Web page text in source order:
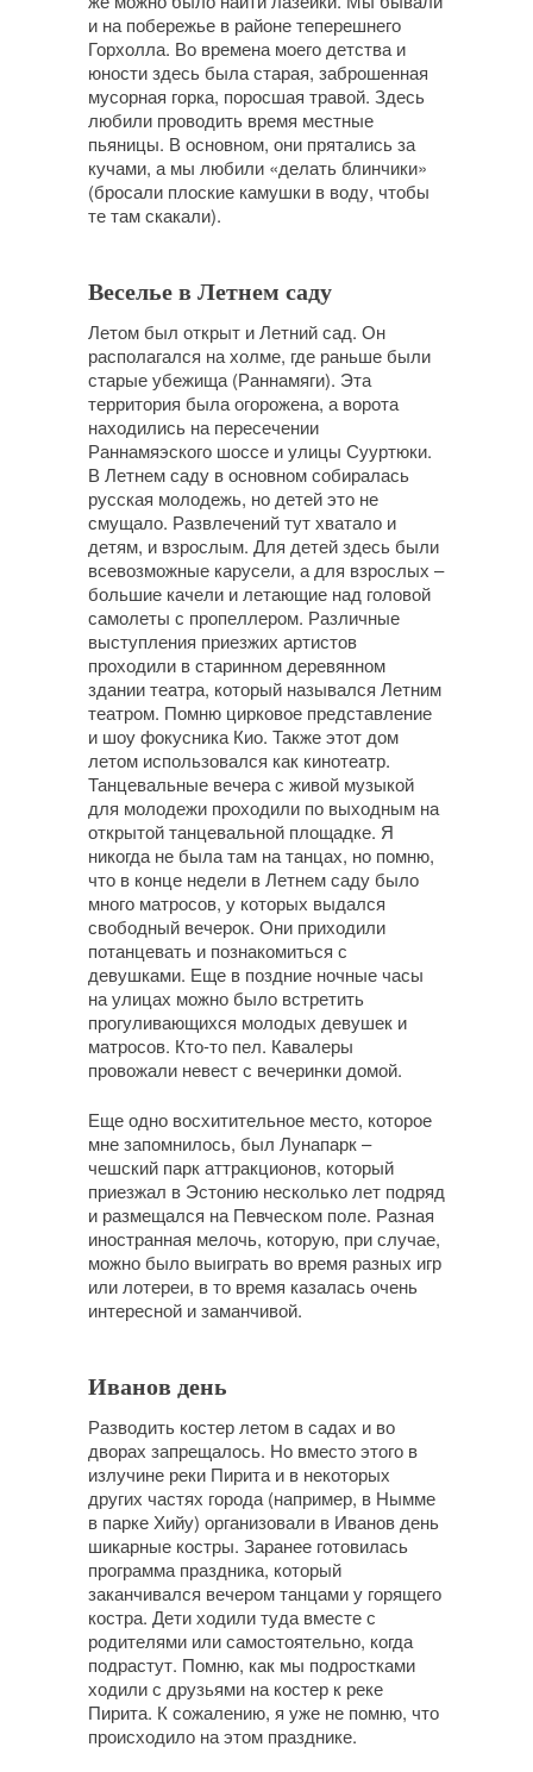
и на побережье в районе теперешнего
Горхолла. Во времена моего детства и
юности здесь была старая, заброшенная
мусорная горка, поросшая травой. Здесь
любили проводить время местные
пьяницы. В основном, они прятались за
кучами, а мы любили «делать блинчики»
(бросали плоские камушки в воду, чтобы
те там скакали).
Веселье в Летнем саду
Летом был открыт и Летний сад. Он
располагался на холме, где раньше были
старые убежища (Раннамяги). Эта
территория была огорожена, а ворота
находились на пересечении
Раннамяэского шоссе и улицы Сууртюки.
В Летнем саду в основном собиралась
русская молодежь, но детей это не
смущало. Развлечений тут хватало и
детям, и взрослым. Для детей здесь были
всевозможные карусели, а для взрослых –
большие качели и летающие над головой
самолеты с пропеллером. Различные
выступления приезжих артистов
проходили в старинном деревянном
здании театра, который назывался Летним
театром. Помню цирковое представление
и шоу фокусника Кио. Также этот дом
летом использовался как кинотеатр.
Танцевальные вечера с живой музыкой
для молодежи проходили по выходным на
открытой танцевальной площадке. Я
никогда не была там на танцах, но помню,
что в конце недели в Летнем саду было
много матросов, у которых выдался
свободный вечерок. Они приходили
потанцевать и познакомиться с
девушками. Еще в поздние ночные часы
на улицах можно было встретить
прогуливающихся молодых девушек и
матросов. Кто-то пел. Кавалеры
провожали невест с вечеринки домой.
Еще одно восхитительное место, которое
мне запомнилось, был Лунапарк –
чешский парк аттракционов, который
приезжал в Эстонию несколько лет подряд
и размещался на Певческом поле. Разная
иностранная мелочь, которую, при случае,
можно было выиграть во время разных игр
или лотереи, в то время казалась очень
интересной и заманчивой.
Иванов день
Разводить костер летом в садах и во
дворах запрещалось. Но вместо этого в
излучине реки Пирита и в некоторых
других частях города (например, в Нымме
в парке Хийу) организовали в Иванов день
шикарные костры. Заранее готовилась
программа праздника, который
заканчивался вечером танцами у горящего
костра. Дети ходили туда вместе с
родителями или самостоятельно, когда
подрастут. Помню, как мы подростками
ходили с друзьями на костер к реке
Пирита. К сожалению, я уже не помню, что
происходило на этом празднике.